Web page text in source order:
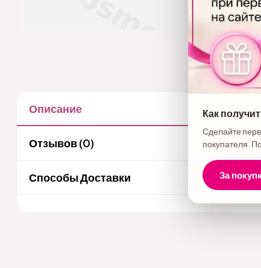
Описание
Отзывов (0)
Способы Доставки
Бренд -
масла
Как
Сделайте
покупателя.
За